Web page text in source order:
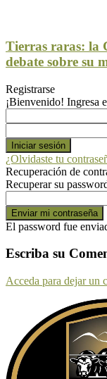
Tierras raras: la
debate sobre su
Registrarse
¡Bienvenido! Ingresa
¿Olvidaste tu
Recuperación de
Recuperar su
El password fue
Escriba su
Acceda para dejar un